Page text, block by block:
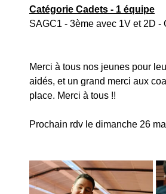
Catégorie Cadets - 1 équipe
SAGC1 - 3ème avec 1V et 2D
Merci à tous nos jeunes pour
aidés, et un grand merci aux
place. Merci à tous !!
Prochain rdv le dimanche 26